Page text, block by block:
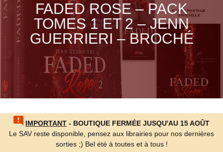
FADED ROSE – PACK
TOMES 1 ET 2 – JENN
GUERRIERI – BROCHÉ
IMPORTANT - BOUTIQUE FERMÉE JUSQU'AU 15 AOÛT
Le SAV reste disponible, pensez aux librairies pour nos dernières
sorties ;) Bel été à toutes et à tous !